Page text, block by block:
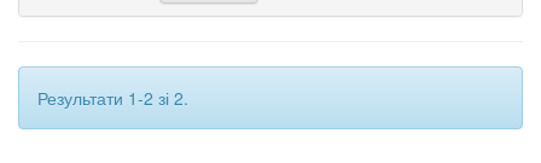
Результати 1-2 зі 2.